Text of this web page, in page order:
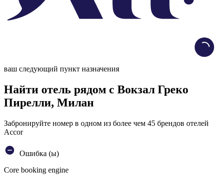
ваш следующий пункт назначения
Найти отель рядом с Вокзал Греко
Пирелли, Милан
Забронируйте номер в одном из более чем 45 брендов отелей
Accor
Ошибка (ы)
Core booking engine